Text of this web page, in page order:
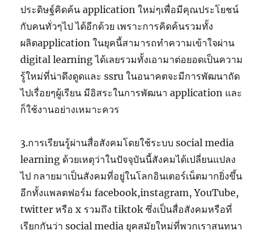
ประดิษฐ์คิดค้น application ใหม่ๆเพื่อมีคุณประโยชน์
กับคนทั่วๆไป ได้อีกด้วย เพราะการคิดค้นรวมทั้ง
ผลิตapplication ในยุคนี้สามารถทำความเข้าใจผ่าน
digital learning ได้เลยรวมทั้งเอามาต่อยอดเป็นความ
รู้ใหม่ที่น่าดึงดูดและ ssru ในอนาคตจะมีการพัฒนาถัด
ไปเรื่อยๆผู้เรียน มีอิสระในการพัฒนา application และ
ก็ใช้งานอย่างเหมาะควร
3.การเรียนรู้ผ่านสื่อสังคมโดยใช้ระบบ social media
learning ด้วยเหตุว่าในปัจจุบันนี้สังคมได้เปลี่ยนแปลง
ไป กลายมาเป็นสังคมที่อยู่ในโลกอินเตอร์เน็ตมากยิ่งขึ้น
อีกทั้งแพลตฟอร์ม facebook,instagram, YouTube,
twitter หรือ x รวมถึง tiktok ซึ่งเป็นสื่อสังคมหรือที่
เรียกกันว่า social media ยุคสมัยใหม่ที่พวกเราสนทนา